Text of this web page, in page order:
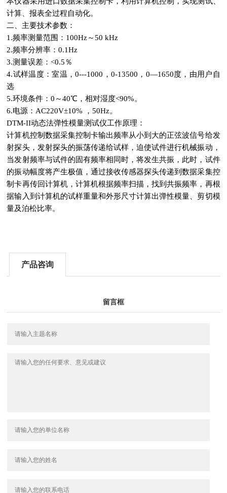
计算、报表全过程自动化。
二、主要技术参数：
1.频率测量范围：100Hz～50 kHz
2.频率分辨率：0.1Hz
3.测量误差：<0.5％
4.试样温度：室温，0---1000，0-13500，0—1650度，由用户自
选
5.环境条件：0～40℃，相对湿度<90%。
6.电源：AC220V±10% ，50Hz。
DTM-II动态法弹性模量测试仪工作原理：
计算机控制数据采集控制卡输出频率从小到大的正弦波信号给发
射探头，发射探头的振荡传递给试样，迫使试件进行机械振动，
当发射频率与试件的固有频率相同时，将发生共振，此时，试件
的振动幅度将产生极值，通过接收传感器探头传递到数据采集控
制卡再传回计算机，计算机根据频率扫描，找到共振频率，再根
据输入到计算机的试样重量和外形尺寸计算出弹性模量、剪切模
量及泊松比率。
产品咨询
留言框